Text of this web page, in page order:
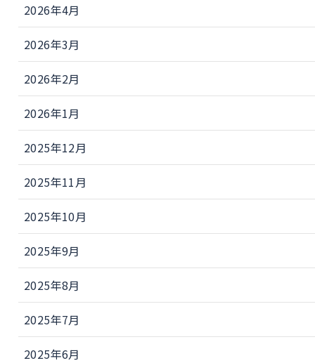
2026年4月
2026年3月
2026年2月
2026年1月
2025年12月
2025年11月
2025年10月
2025年9月
2025年8月
2025年7月
2025年6月